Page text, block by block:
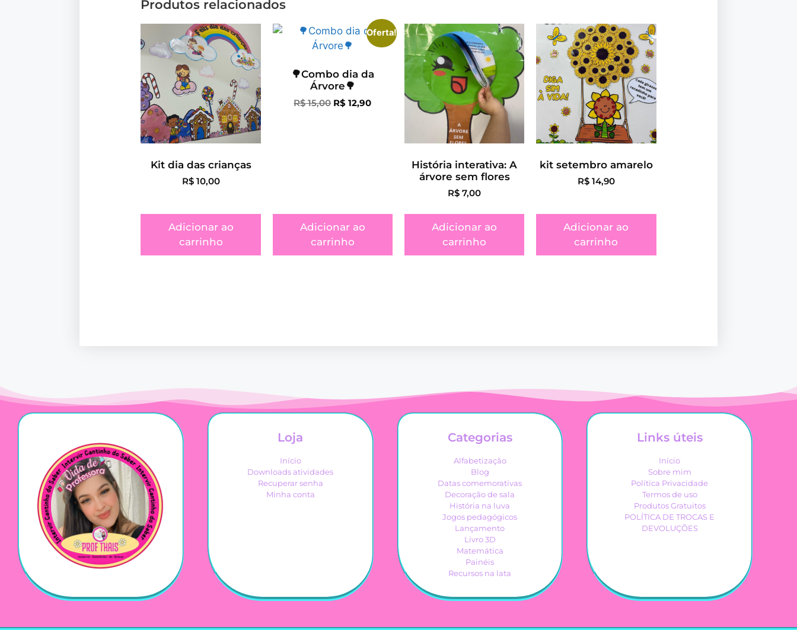
Produtos relacionados
Kit dia das crianças
R$10,00
Adicionar ao
carrinho
Oferta!
🌳Combo dia da
Árvore🌳
R$15,00 R$ 12,90
Adicionar ao
carrinho
História interativa: A
árvore sem flores
R$ 7,00
Adicionar ao
carrinho
kit setembro amarelo
R$14,90
Adicionar ao
carrinho
Loja
Início
Downloads atividades
Recuperar senha
Minha conta
Categorias
Alfabetização
Blog
Datas comemorativas
Decoração de sala
História na luva
Jogos pedagógicos
Lançamento
Livro 3D
Matemática
Painéis
Recursos na lata
Links úteis
Início
Sobre mim
Política Privacidade
Termos de uso
Produtos Gratuitos
POLÍTICA DE TROCAS E
DEVOLUÇÕES